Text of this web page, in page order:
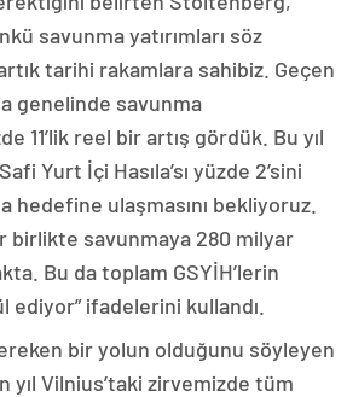
savunma yatırımları söz
tarihi rakamlara sahibiz. Geçen
genelinde savunma
11’lik reel bir artış gördük. Bu yıl
Yurt İçi Hasıla’sı yüzde 2’sini
hedefine ulaşmasını bekliyoruz.
birlikte savunmaya 280 milyar
Bu da toplam GSYİH’lerin
ediyor” ifadelerini kullandı.
bir yolun olduğunu söyleyen
yıl Vilnius’taki zirvemizde tüm